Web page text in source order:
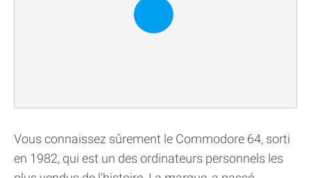
Vous connaissez sûrement le Commodore 64, sorti
en 1982, qui est un des ordinateurs personnels les